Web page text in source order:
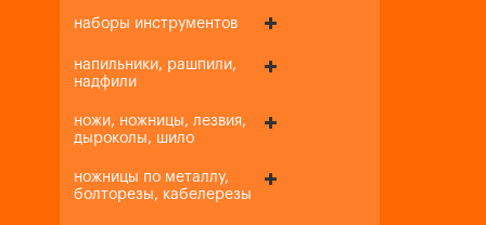
наборы инструментов
напильники, рашпили,
надфили
ножи, ножницы, лезвия,
дыроколы, шило
ножницы по металлу,
болторезы, кабелерезы